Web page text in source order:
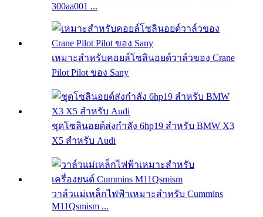
300aa001 ...
เหมาะสำหรับคอยล์โซลินอยด์วาล์วของ Crane
Pilot Pilot ของ Sany
ชุดโซลินอยด์ส่งกำลัง 6hp19 สำหรับ BMW X3
X5 สำหรับ Audi
วาล์วแม่เหล็กไฟฟ้าเหมาะสำหรับ Cummins
M11Qsmism ...